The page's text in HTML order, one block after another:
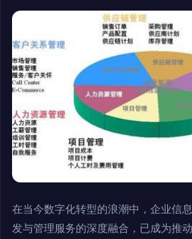
在当今数字化转型的浪潮中，企业信
发与管理服务的深度融合，已成为推